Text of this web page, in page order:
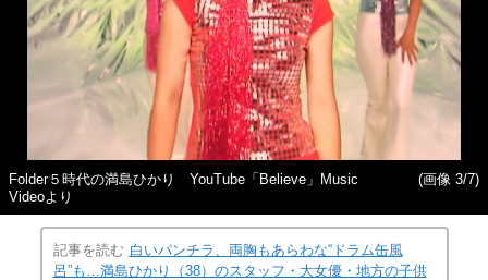
Folder５時代の満島ひかり YouTube「Believe」Music
Videoより
(画像 3/7)
記事を読む 白いパンチラ、両胸もあらわな“ドラム缶風
呂”も…満島ひかり（38）のスタッフ・大女優・地方の子供